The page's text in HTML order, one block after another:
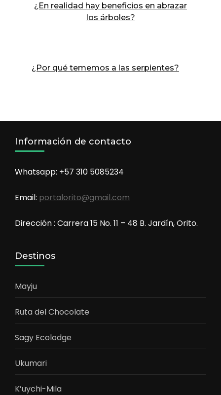
¿En realidad hay beneficios en abrazar
los árboles?
¿Por qué tememos a las serpientes?
Información de contacto
Whatsapp: +57 310 5085234
Email: portalorito@gmail.com
Dirección : Carrera 15 No. 11 – 48 B. Jardín, Orito.
Destinos
Mayju
Ruta del Chocolate
Sagy Ecolodge
Ukumari
K’uychi-Mila